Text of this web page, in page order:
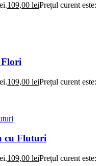
109,00 leiPrețul curent este:
Flori
109,00 leiPrețul curent este:
cu Fluturi
109,00 leiPrețul curent este: